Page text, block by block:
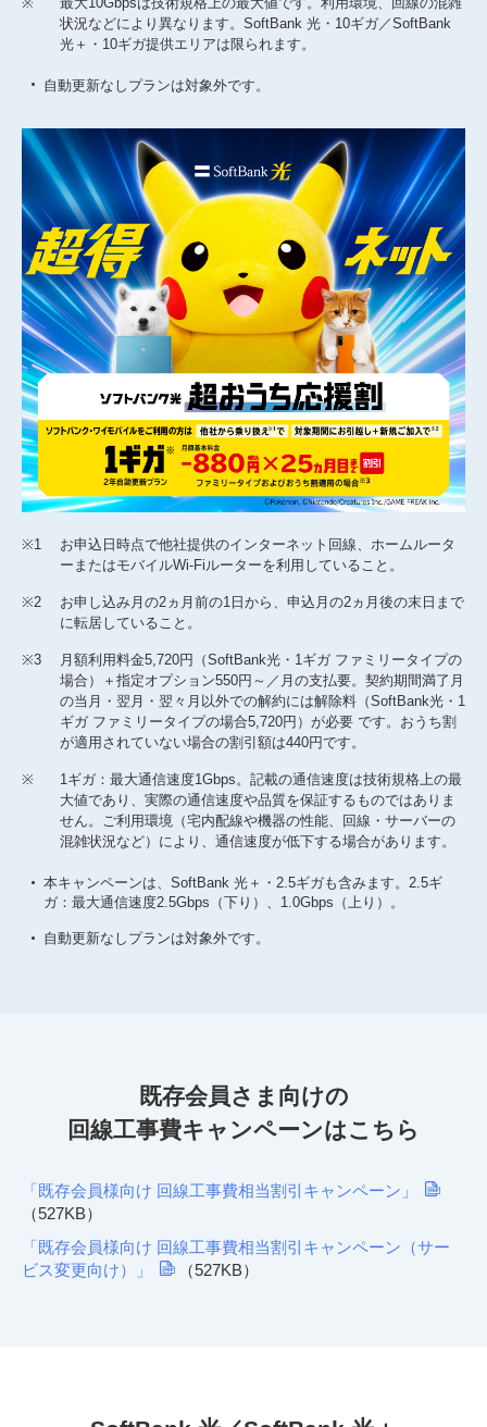
状況などにより異なります。SoftBank 光・10ギガ／SoftBank
光＋・10ギガ提供エリアは限られます。
自動更新なしプランは対象外です。
※1
お申込日時点で他社提供のインターネット回線、ホームルータ
ーまたはモバイルWi-Fiルーターを利用していること。
※2
お申し込み月の2ヵ月前の1日から、申込月の2ヵ月後の末日まで
に転居していること。
※3
月額利用料金5,720円（SoftBank光・1ギガ ファミリータイプの
場合）＋指定オプション550円～／月の支払要。契約期間満了月
の当月・翌月・翌々月以外での解約には解除料（SoftBank光・1
ギガ ファミリータイプの場合5,720円）が必要 です。おうち割
が適用されていない場合の割引額は440円です。
※
1ギガ：最大通信速度1Gbps。記載の通信速度は技術規格上の最
大値であり、実際の通信速度や品質を保証するものではありま
せん。ご利用環境（宅内配線や機器の性能、回線・サーバーの
混雑状況など）により、通信速度が低下する場合があります。
本キャンペーンは、SoftBank 光＋・2.5ギガも含みます。2.5ギ
ガ：最大通信速度2.5Gbps（下り）、1.0Gbps（上り）。
自動更新なしプランは対象外です。
既存会員さま向けの
回線工事費キャンペーンはこちら
「既存会員様向け 回線工事費相当割引キャンペーン」
（527KB）
「既存会員様向け 回線工事費相当割引キャンペーン（サー
ビス変更向け）」
（527KB）